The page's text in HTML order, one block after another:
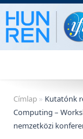
Skip
to
content
Címlap » Kutatónk
Computing –
nemzetközi